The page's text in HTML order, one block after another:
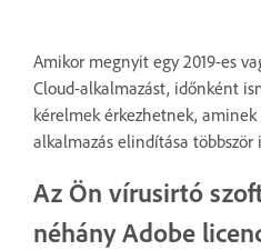
Amikor megnyit egy 2019-es
Cloud-alkalmazást, időnként
kérelmek érkezhetnek,
alkalmazás elindítása többször
Az Ön vírusirtó
néhány Adobe